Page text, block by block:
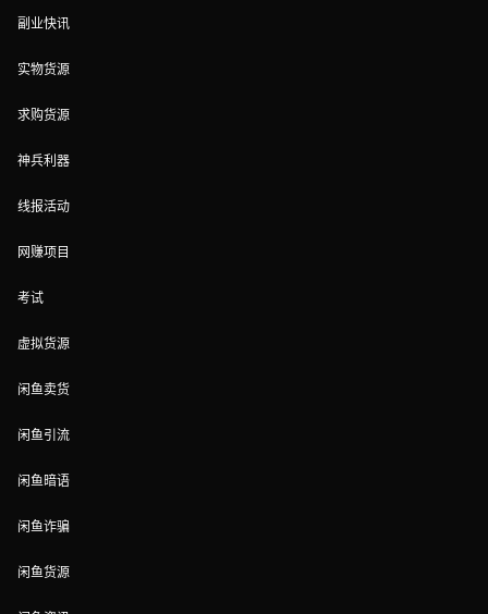
副业快讯
实物货源
求购货源
神兵利器
线报活动
网赚项目
考试
虚拟货源
闲鱼卖货
闲鱼引流
闲鱼暗语
闲鱼诈骗
闲鱼货源